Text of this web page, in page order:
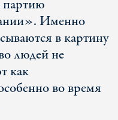
партию
Именно
в картину
людей не
как
во время